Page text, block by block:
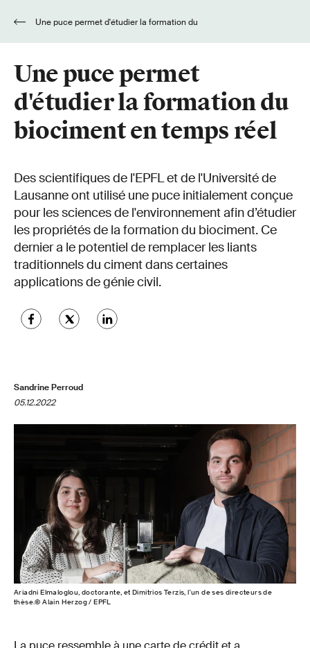
Une puce permet
d'étudier la formation du
biociment en temps réel
Des scientifiques de l'EPFL et de l'Université de
Lausanne ont utilisé une puce initialement conçue
pour les sciences de l'environnement afin d’étudier
les propriétés de la formation du biociment. Ce
dernier a le potentiel de remplacer les liants
traditionnels du ciment dans certaines
applications de génie civil.
Sandrine Perroud
05.12.2022
Ariadni Elmaloglou, doctorante, et Dimitrios Terzis, l'un de ses directeurs de
thèse.© Alain Herzog / EPFL